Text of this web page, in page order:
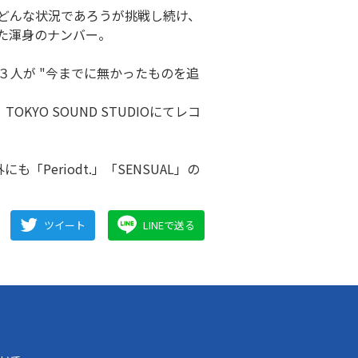
な状況であろうが挑戦し続け、
身のナンバー。
人が "今までに無かったものを追
SOUND STUDIOにてレコ
も「Periodt.」「SENSUAL」の
ツイート LINEで送る